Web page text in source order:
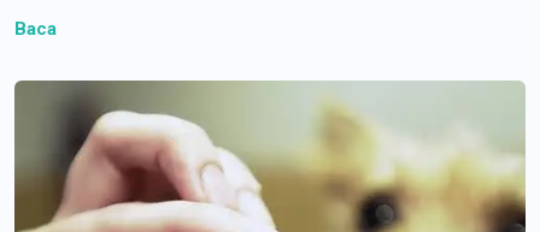
Baca